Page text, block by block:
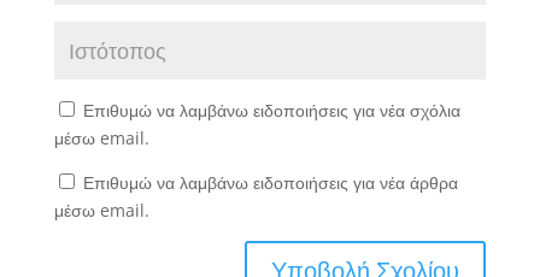
Επιθυμώ να λαμβάνω ειδοποιήσεις για νέα σχόλια
μέσω email.
Επιθυμώ να λαμβάνω ειδοποιήσεις για νέα άρθρα
μέσω email.